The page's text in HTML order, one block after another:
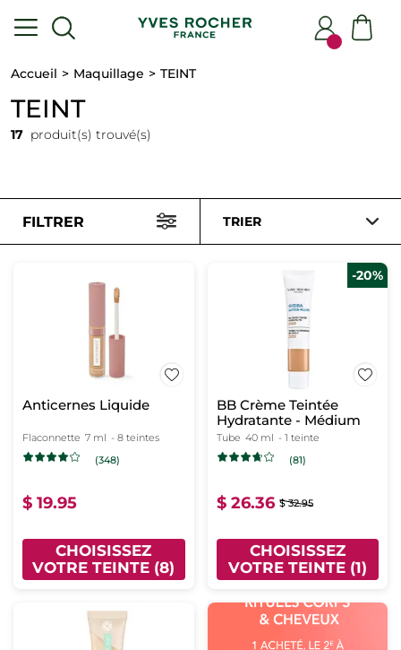
Accueil Maquillage TEINT
TEINT
17 produit(s) trouvé(s)
FILTRER TRIER
Anticernes Liquide
Flaconnette 7 ml - 8 teintes
(348)
$ 19.95
CHOISISSEZ
VOTRE TEINTE (8)
-20%
BB Crème Teintée
Hydratante - Médium
Tube 40 ml - 1 teinte
(81)
$ 26.36 $ 32.95
CHOISISSEZ
VOTRE TEINTE (1)